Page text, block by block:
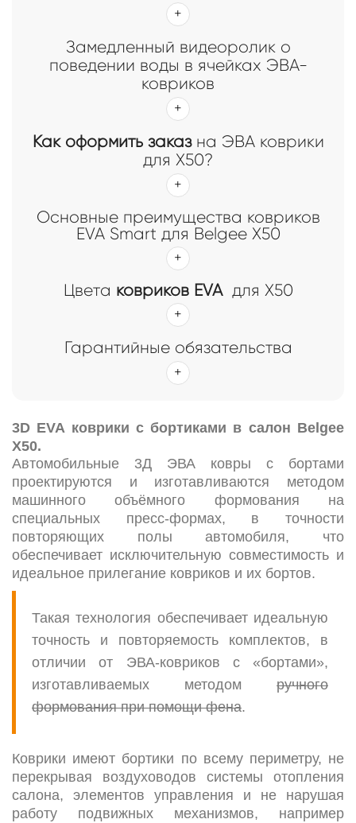
Замедленный видеоролик о
поведении воды в ячейках ЭВА-
ковриков
Как оформить заказна ЭВА коврики
для X50?
Основные преимущества ковриков
EVA Smart для Belgee X50
Цвета ковриков EVAдля X50
Гарантийные обязательства
3D EVA коврики c бортиками в салон Belgee
X50.
Автомобильные 3Д ЭВА ковры с бортами
проектируются и изготавливаются методом
машинного объёмного формования на
специальных пресс-формах, в точности
повторяющих полы автомобиля, что
обеспечивает исключительную совместимость и
идеальное прилегание ковриков и их бортов.
Такая технология обеспечивает идеальную
точность и повторяемость комплектов, в
отличии от ЭВА-ковриков с «бортами»,
изготавливаемых методом ручного
формования при помощи фена.
Коврики имеют бортики по всему периметру, не
перекрывая воздуховодов системы отопления
салона, элементов управления и не нарушая
работу подвижных механизмов, например